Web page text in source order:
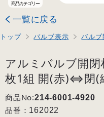
商品カテゴリー
一覧に戻る
トップ バルブ表示 バルブ
アルミバルブ開
枚1組 開(赤)⇔閉(
商品No:214-6001-4920
品番： 162022